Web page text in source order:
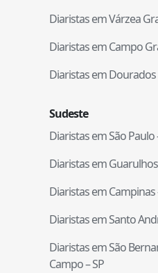
Diaristas emVárzea
Diaristas emCampo
Diaristas emDourados
Sudeste
Diaristas emSão Paulo
Diaristas emGuarulhos
Diaristas emCampinas
Diaristas emSanto
Diaristas emSão
Campo–SP